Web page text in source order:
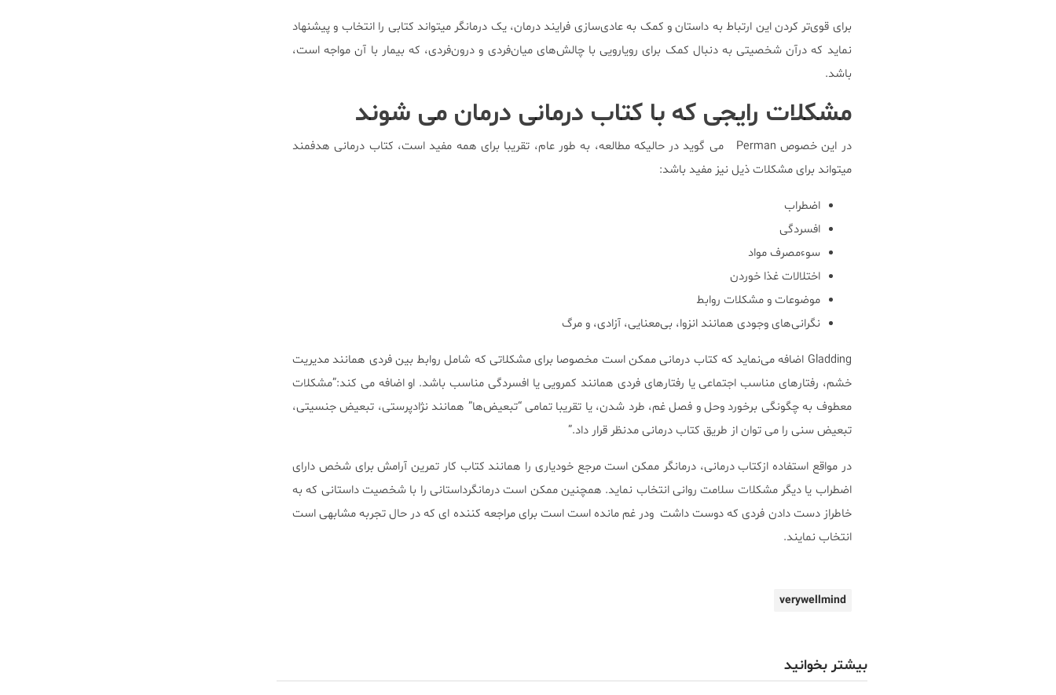
برای قوی‌تر کردن این ارتباط به داستان و کمک به عادی‌سازی فرايند درمان، یک درمانگر میتواند کتابی را انتخاب و پیشنهاد
نماید که درآن شخصیتی به ‌دنبال کمک برای رویارویی با چالش‌‌های میان‌فردی و درون‌فردی، که بیمار با آن مواجه است،
باشد.
مشکلات رایجی که با کتاب درمانی درمان می شوند
در این خصوص Perman می گوید در حالیکه مطالعه، به طور عام، تقریبا برای همه مفید است، کتاب درمانی هدفمند
میتواند برای مشکلات ذیل نیز مفید باشد:
اضطراب
افسردگی
سوءمصرف مواد
اختلالات غذا خوردن
موضوعات و مشکلات روابط
نگرانی‌های وجودی همانند انزوا، بی‌معنایی، آزادی، و مرگ
Gladding اضافه می‌نماید که کتاب درمانی ممکن است مخصوصا برای مشکلاتی که شامل روابط بین فردی همانند مدیریت
خشم، رفتارهای مناسب اجتماعی یا رفتارهای فردی همانند کمرویی یا افسردگی مناسب باشد. او اضافه می کند:”مشکلات
معطوف به چگونگی برخورد وحل و فصل غم، طرد شدن، یا تقریبا تمامی “تبعیض‌ها” همانند نژادپرستی، تبعیض جنسیتی،
تبعیض سنی را می توان از طریق کتاب درمانی مدنظر قرار داد.”
در مواقع استفاده ازکتاب درمانی، درمانگر ممکن است مرجع خودیاری را همانند کتاب کار تمرین آرامش برای شخص دارای
اضطراب یا دیگر مشکلات سلامت روانی انتخاب نماید. همچنین ممکن است درمانگرداستانی را با شخصیت داستانی که به
خاطراز دست دادن فردی که دوست داشت ودر غم مانده است است برای مراجعه کننده ای که در حال تجربه مشابهی است
انتخاب نمایند.
verywellmind
بیشتر بخوانید